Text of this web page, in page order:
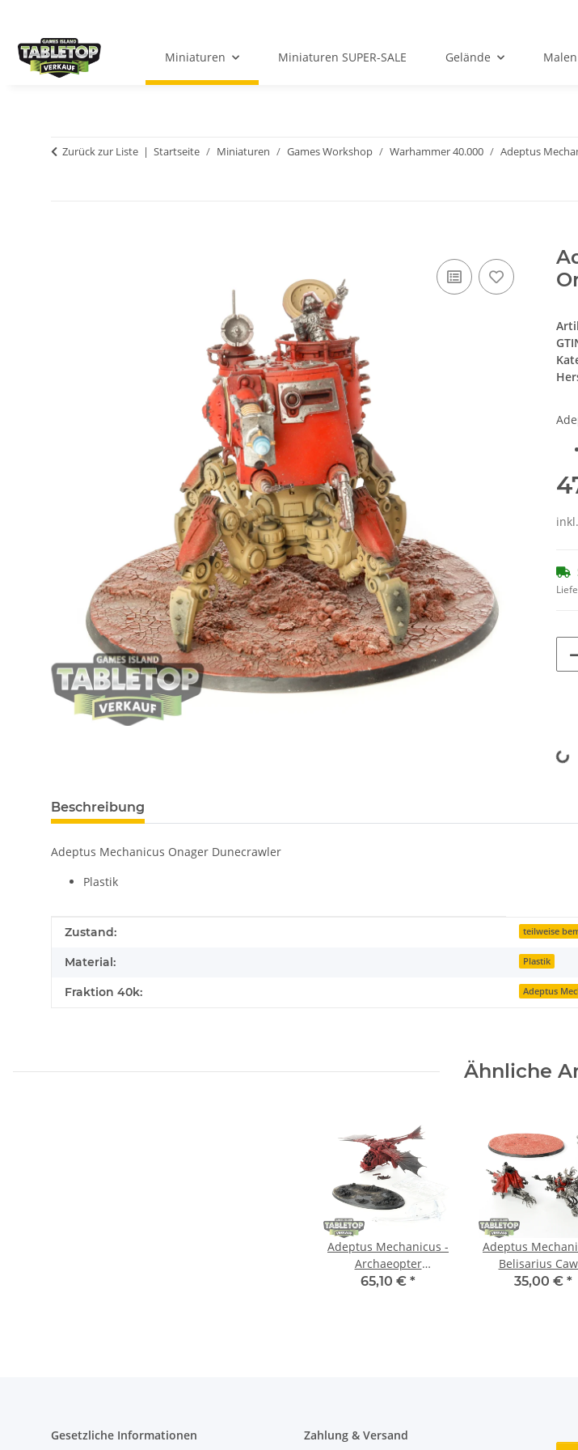
Miniaturen Miniaturen SUPER-SALE Gelände
Zurück zur Liste Startseite Miniaturen Games Workshop Warhammer 40.000 Adeptus
Loading...
Beschreibung
Adeptus Mechanicus Onager Dunecrawler
Plastik
Produkteigenschaft
Wert
Zustand: teilweise
Material: Plastik
Fraktion 40k: Adeptus
Ähnliche
Adeptus Mechanicus -
Archaeopter
Stratoraptor - teilweise
65,10 € *
Adeptus
Belisarius
teilweise
35,00 € *
Gesetzliche Informationen Zahlung & Versand